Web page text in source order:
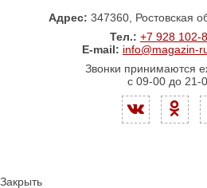
Адрес: 347360, Ростовская
Тел.: +7 928 102-
E-mail: info@magazin-
Звонки принимаются
с 09-00 до 21-
Закрыть